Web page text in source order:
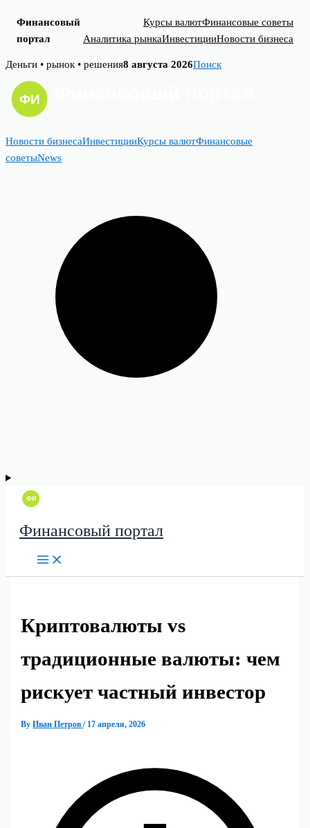
Финансовый
портал
Курсы валютФинансовые советы
Аналитика рынкаИнвестицииНовости бизнеса
Skip
content
Деньги • рынок • решения8 августа 2026Поиск
Новости бизнесаИнвестицииКурсы валютФинансовые
советыNews
Финансовый портал
Криптовалюты vs
традиционные валюты: чем
рискует частный инвестор
ByИван Петров/ 17 апреля, 2026